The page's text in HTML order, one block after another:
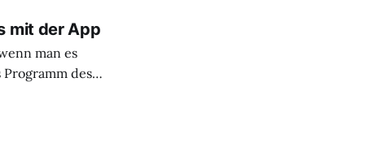
mit der App
man es
des
Sie, wie